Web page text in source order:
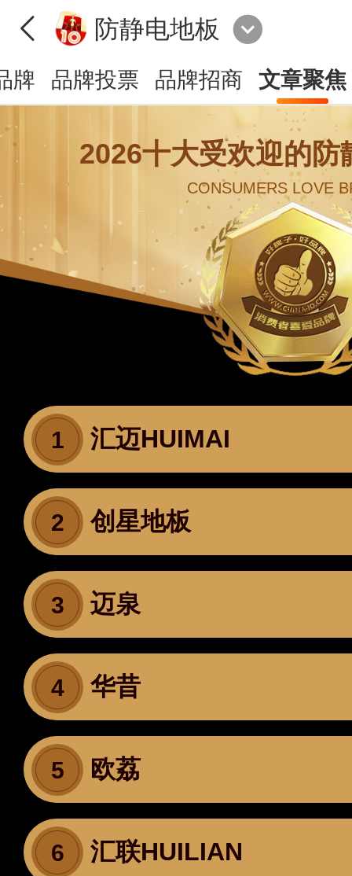
防静电地板
牌 品牌投票 品牌招商 文章聚焦
2026十大受欢迎的防
CONSUMERS LOVE
1 汇迈HUIMAI
2 创星地板
3 迈泉
4 华昔
5 欧荔
6 汇联HUILIAN